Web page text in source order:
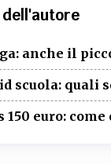
anche il
scuola: quali
150 euro: